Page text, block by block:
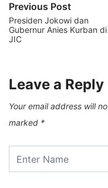
Previous Post
Presiden Jokowi dan
Gubernur Anies Kurban di
JIC
Leave a Reply
Your email address will
marked *